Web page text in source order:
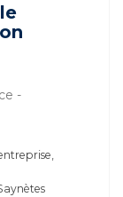
-